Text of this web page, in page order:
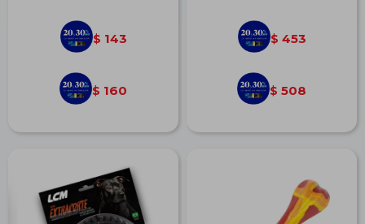
$ 143
$ 160
$ 453
$ 508